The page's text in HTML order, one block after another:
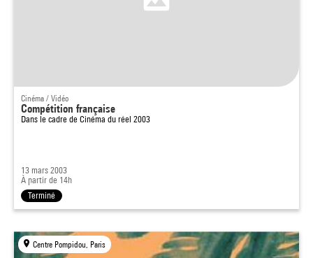
Cinéma / Vidéo
Compétition française
Dans le cadre de Cinéma du réel 2003
13 mars 2003
À partir de 14h
Terminé
Centre Pompidou, Paris